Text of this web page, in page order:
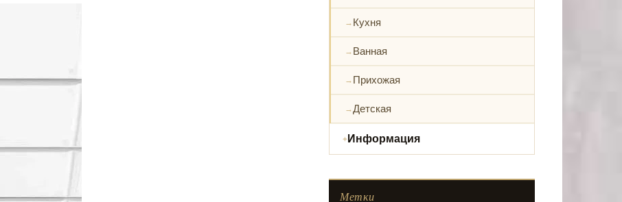
Кухня
Ванная
Прихожая
Детская
Информация
Метки